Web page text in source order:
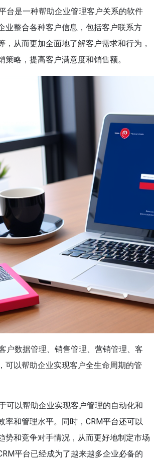
台是一种帮助企业管理客户关系的软件
业整合各种客户信息，包括客户联系方
，从而更加全面地了解客户需求和行为，
策略，提高客户满意度和销售额。
户数据管理、销售管理、营销管理、客
可以帮助企业实现客户全生命周期的管
可以帮助企业实现客户管理的自动化和
率和管理水平。同时，CRM平台还可以
势和竞争对手情况，从而更好地制定市场
平台已经成为了越来越多企业必备的